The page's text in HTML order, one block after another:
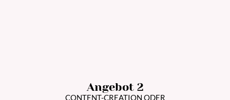
Angebot 2
CONTENT-CREATION ODER